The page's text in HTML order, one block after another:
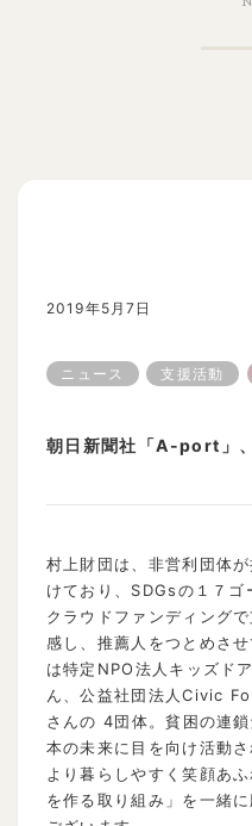
2019年5月7日
ニュース 支援活動
朝日新聞社「A-port」
村上財団は、非営利団体
けており、SDGsの１７
クラウドファンディング
感し、推薦人をつとめさ
は特定NPO法人キッズド
ん、公益社団法人Civic
さんの 4団体。貧困の連
本の未来に目を向け活動
より暮らしやすく笑顔あ
を作る取り組み」を一緒